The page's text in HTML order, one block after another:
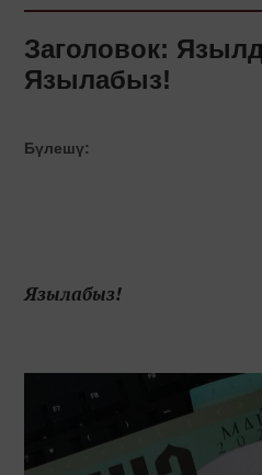
Заголовок:
Язылабыз!
Бүлешү:
Язылабыз!